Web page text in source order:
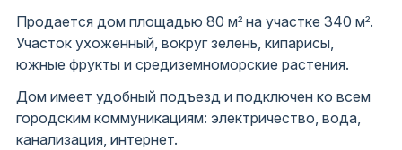
Продается дом площадью 80 м² на участке 340 м².
Участок ухоженный, вокруг зелень, кипарисы,
южные фрукты и средиземноморские растения.
Дом имеет удобный подъезд и подключен ко всем
городским коммуникациям: электричество, вода,
канализация, интернет.